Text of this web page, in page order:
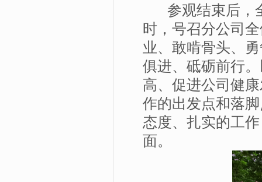
参观结束后，
时，号召分公司
业、敢啃骨头、
俱进、砥砺前行
高、促进公司健
作的出发点和落
态度、扎实的工
面。